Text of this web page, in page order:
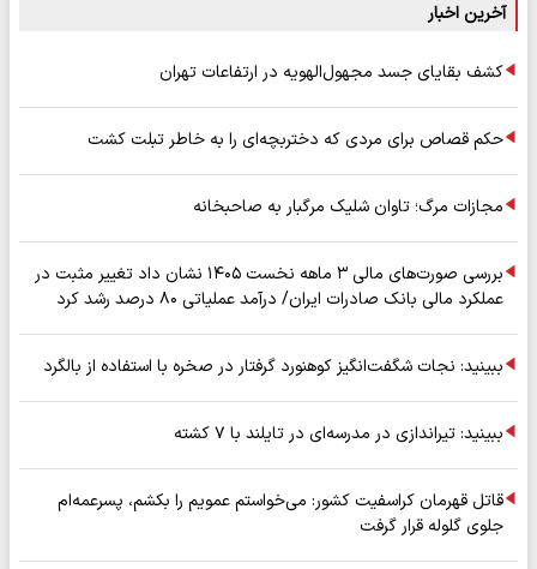
آخرین اخبار
کشف بقایای جسد مجهول‌الهویه در ارتفاعات تهران
حکم قصاص برای مردی که دختربچه‌ای را به خاطر تبلت کشت
مجازات مرگ؛ تاوان شلیک مرگبار به صاحبخانه
بررسی صورت‌های مالی ۳ ماهه نخست ۱۴۰۵ نشان داد تغییر مثبت در
عملکرد مالی بانک صادرات ایران/ درآمد عملیاتی ۸۰ درصد رشد کرد
ببینید: نجات شگفت‌انگیز کوهنورد گرفتار در صخره با استفاده از بالگرد
ببینید: تیراندازی در مدرسه‌ای در تایلند با ۷ کشته
قاتل قهرمان کراسفیت کشور: می‌خواستم عمویم را بکشم، پسرعمه‌ام
جلوی گلوله قرار گرفت